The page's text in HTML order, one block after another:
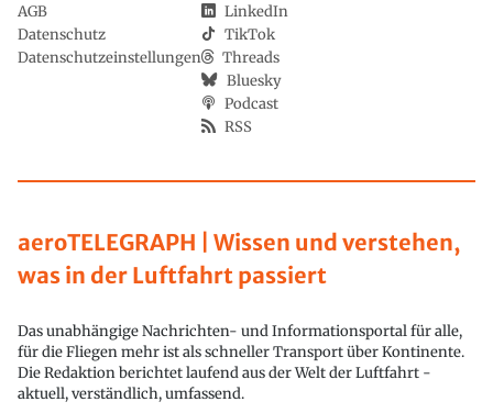
aeroTELEGRAPH | Wissen und verstehen,
was in der Luftfahrt passiert
Das unabhängige Nachrichten- und Informationsportal für alle,
für die Fliegen mehr ist als schneller Transport über Kontinente.
Die Redaktion berichtet laufend aus der Welt der Luftfahrt -
aktuell, verständlich, umfassend.
AGB
Datenschutz
Datenschutzeinstellungen
LinkedIn
TikTok
Threads
Bluesky
Podcast
RSS